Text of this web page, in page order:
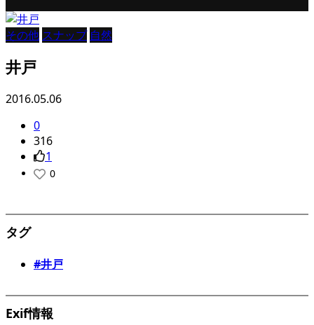
その他 スナップ 自然
井戸
2016.05.06
0
316
1
0
タグ
#井戸
Exif情報